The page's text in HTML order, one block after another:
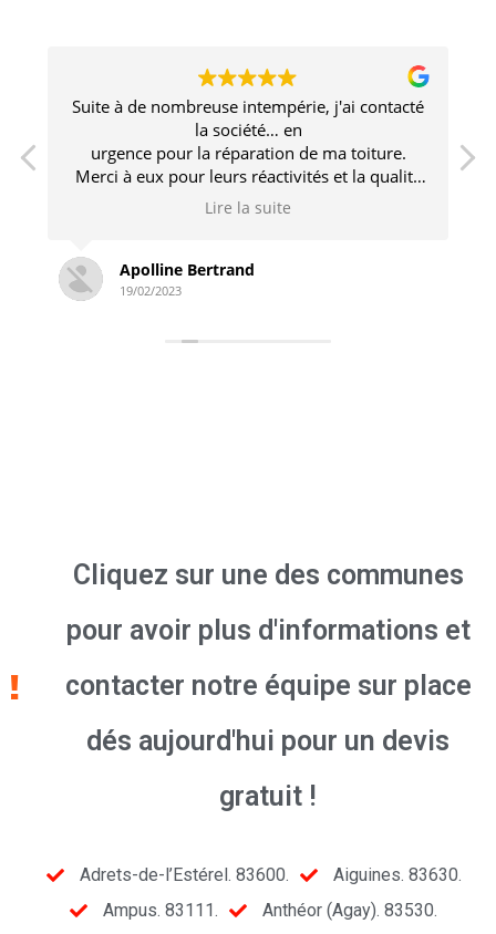
Un travail de qualité supérieure avec un
professionnalisme irréprochable. Aucun doute
sur la durabilité du travail. Le prestataire est
engagé et n’hésite pas à revenir pour des
ajustements si nécessaire. Je recommande
Lire la suite
Simon Derambure
18/02/2023
Cliquez sur une des communes
pour avoir plus d'informations et
contacter notre équipe sur place
dés aujourd'hui pour un devis
gratuit !
Adrets-de-l’Estérel. 83600.
Aiguines. 83630.
Ampus. 83111.
Anthéor (Agay). 83530.